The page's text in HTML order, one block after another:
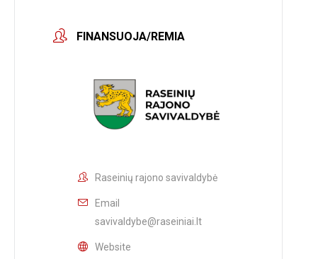
FINANSUOJA/REMIA
Raseinių rajono savivaldybė
Email
savivaldybe@raseiniai.lt
Website